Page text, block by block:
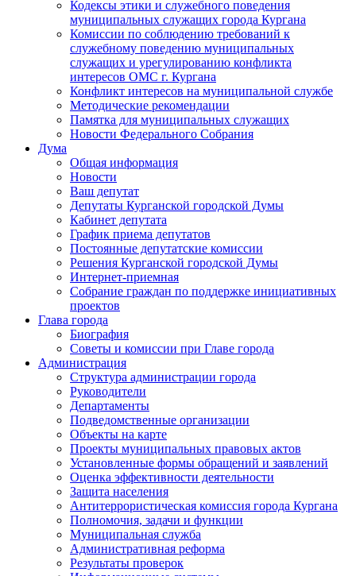
Кодексы этики и служебного поведения
муниципальных служащих города Кургана
Комиссии по соблюдению требований к
служебному поведению муниципальных
служащих и урегулированию конфликта
интересов ОМС г. Кургана
Конфликт интересов на муниципальной службе
Методические рекомендации
Памятка для муниципальных служащих
Новости Федерального Cобрания
Дума
Общая информация
Новости
Ваш депутат
Депутаты Курганской городской Думы
Кабинет депутата
График приема депутатов
Постоянные депутатские комиссии
Решения Курганской городской Думы
Интернет-приемная
Собрание граждан по поддержке инициативных
проектов
Глава города
Биография
Советы и комиссии при Главе города
Администрация
Структура администрации города
Руководители
Департаменты
Подведомственные организации
Объекты на карте
Проекты муниципальных правовых актов
Установленные формы обращений и заявлений
Оценка эффективности деятельности
Защита населения
Антитеррористическая комиссия города Кургана
Полномочия, задачи и функции
Муниципальная служба
Административная реформа
Результаты проверок